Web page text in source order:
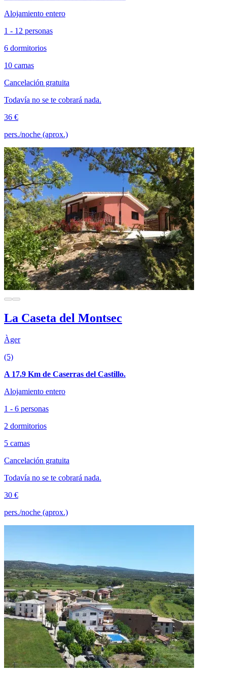
Alojamiento entero
1 - 12 personas
6 dormitorios
10 camas
Cancelación gratuita
Todavía no se te cobrará nada.
36 €
pers./noche (aprox.)
La Caseta del Montsec
Àger
(5)
A 17.9 Km de Caserras del Castillo.
Alojamiento entero
1 - 6 personas
2 dormitorios
5 camas
Cancelación gratuita
Todavía no se te cobrará nada.
30 €
pers./noche (aprox.)